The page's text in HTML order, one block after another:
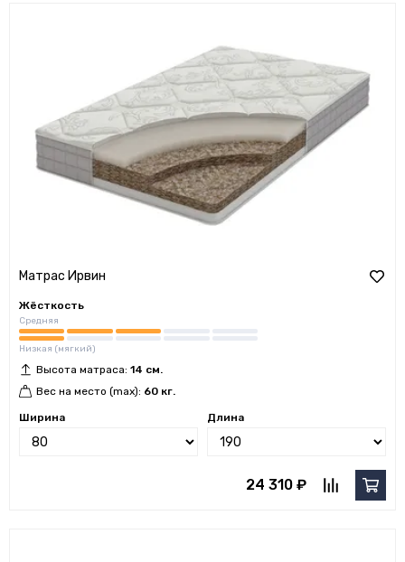
Матрас Ирвин
Жёсткость
Средняя
Низкая (мягкий)
Высота матраса: 14 см.
Вес на место (max): 60 кг.
Ширина Длина
24 310 ₽